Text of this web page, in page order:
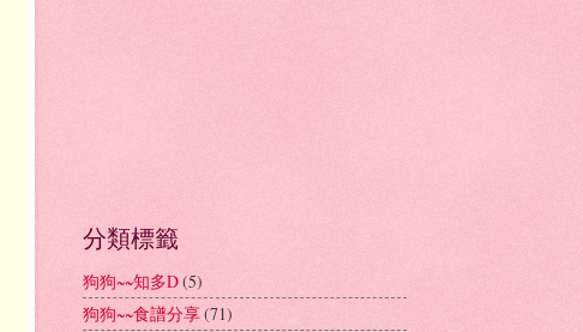
分類標籤
狗狗~~知多D(5)
狗狗~~食譜分享(71)